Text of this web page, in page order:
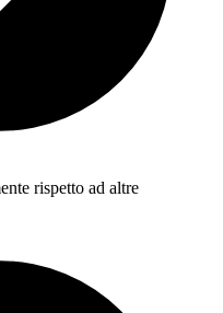
rispetto ad altre